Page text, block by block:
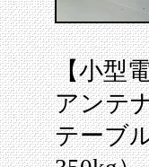
【小型
アンテ
テーブ